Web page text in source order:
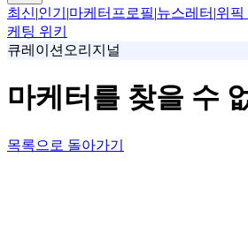
최신|인기 |마케터프로필|뉴스레터 |위픽
케팅 위키
큐레이션 오리지널
마케터를 찾을 수
목록으로 돌아가기